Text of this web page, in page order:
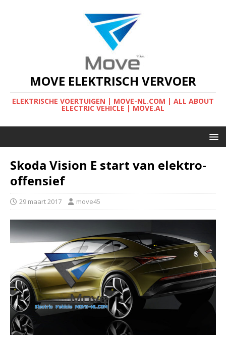
MOVE ELEKTRISCH VERVOER
ELEKTRISCHE VOERTUIGEN | MOVE-NL.COM | ALL ABOUT
ELECTRIC VEHICLE | MOVE.AL
Skoda Vision E start van elektro-
offensief
29 maart 2017 move45